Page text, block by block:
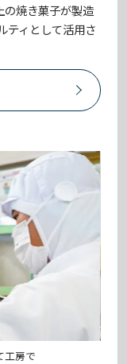
の焼き菓子が製造
ティとして活用さ
工房で